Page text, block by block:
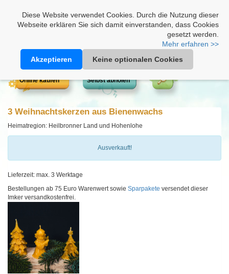
Diese Website verwendet Cookies. Durch die Nutzung dieser
Webseite erklären Sie sich damit einverstanden, dass Cookies
gesetzt werden.
Mehr erfahren >>
Akzeptieren
Keine optionalen Cookies
Online kaufen Selbst abholen
3 Weihnachtskerzen aus Bienenwachs
Heimatregion: Heilbronner Land und Hohenlohe
Ausverkauft!
Lieferzeit: max. 3 Werktage
Bestellungen ab 75 Euro Warenwert sowie Sparpakete versendet dieser
Imker versandkostenfrei.